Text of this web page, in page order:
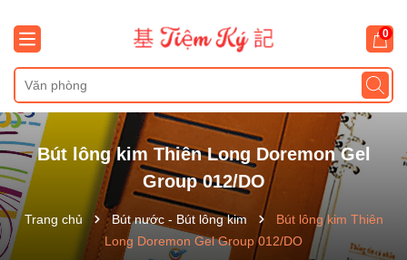
0
Bút lông kim Thiên Long Doremon Gel
Group 012/DO
Trang chủ Bút nước - Bút lông kim
Bút lông kim Thiên
Long Doremon Gel Group 012/DO